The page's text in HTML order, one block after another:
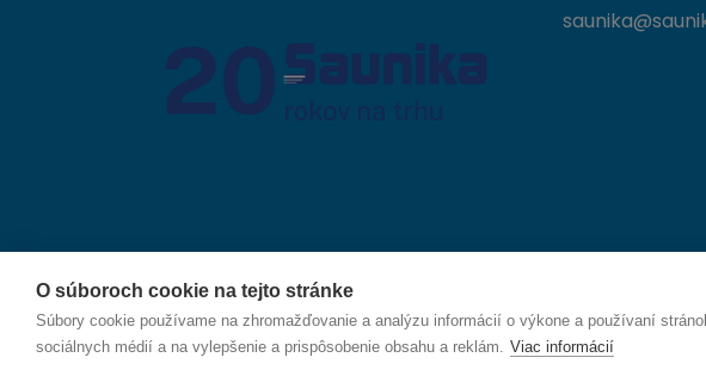
O súboroch cookie na tejto stránke
Súbory cookie používame na zhromažďovanie a analýzu informácií o výkone a používaní
sociálnych médií a na vylepšenie a prispôsobenie obsahu a reklám. Viac informácií
© 2026 SAUNIKA spol. s r.o. Zlatovská 1783, 911 05 Trenčín
Právo na